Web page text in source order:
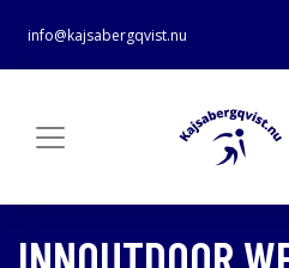
info@kajsabergqvist.nu